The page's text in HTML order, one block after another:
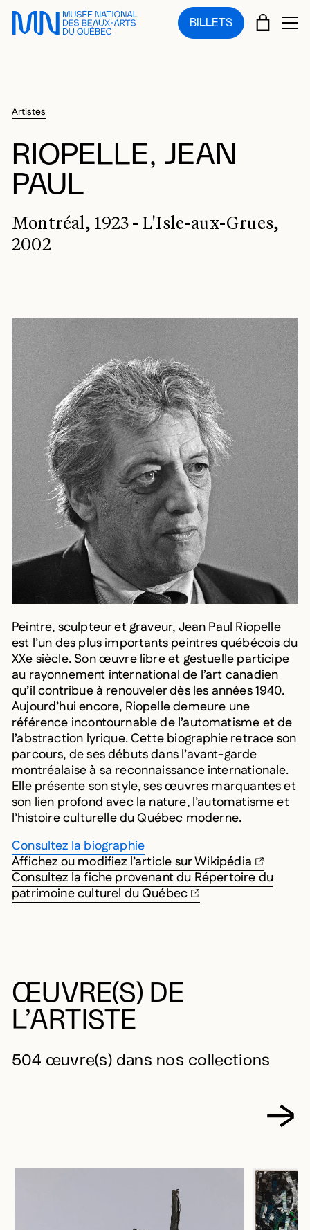
Sauter au menu principal
Sauter au contenu principal
Sauter au pied de page
BILLETS PANIER
Artistes
RIOPELLE, JEAN
PAUL
Montréal, 1923 - L'Isle-aux-Grues,
2002
Peintre, sculpteur et graveur, Jean Paul Riopelle
est l’un des plus importants peintres québécois du
XXe siècle. Son œuvre libre et gestuelle participe
au rayonnement international de l’art canadien
qu’il contribue à renouveler dès les années 1940.
Aujourd’hui encore, Riopelle demeure une
référence incontournable de l’automatisme et de
l’abstraction lyrique. Cette biographie retrace son
parcours, de ses débuts dans l’avant-garde
montréalaise à sa reconnaissance internationale.
Elle présente son style, ses œuvres marquantes et
son lien profond avec la nature, l’automatisme et
l’histoire culturelle du Québec moderne.
Consultez la biographie
Affichez ou modifiez l’article sur Wikipédia
Consultez la fiche provenant du Répertoire du
patrimoine culturel du Québec
ŒUVRE(S) DE
L’ARTISTE
504 œuvre(s) dans nos collections